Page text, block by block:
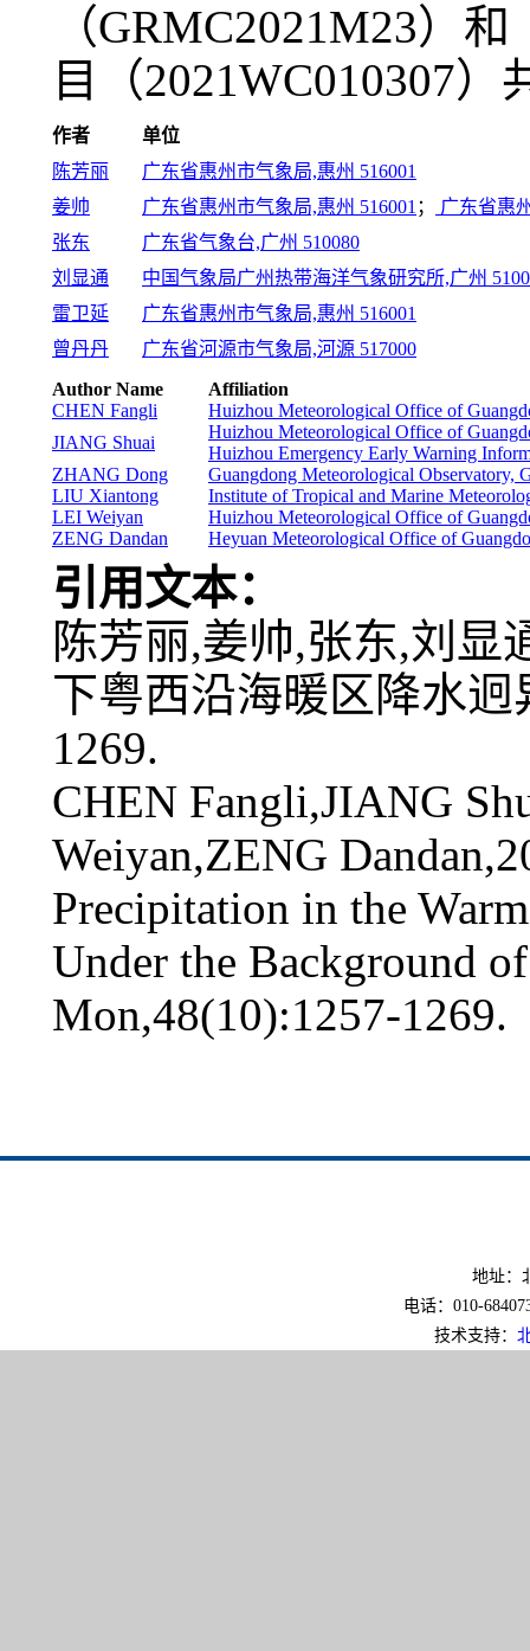
（GRMC2021M23）
目（2021WC010307）
作者
单位
陈芳丽
广东省惠州市气象局,惠州 516001
姜帅
广东省惠州市气象局,惠州 516001 ；
广东省惠
张东
广东省气象台,广州 510080
刘显通
中国气象局广州热带海洋气象研究所,广州
雷卫延
广东省惠州市气象局,惠州 516001
曾丹丹
广东省河源市气象局,河源 517000
Author Name
Affiliation
CHEN Fangli
Huizhou Meteorological Office of
JIANG Shuai
Huizhou Meteorological Office of
Huizhou Emergency Early Warning
ZHANG Dong
Guangdong Meteorological Observatory,
LIU Xiantong
Institute of Tropical and Marine
LEI Weiyan
Huizhou Meteorological Office of
ZENG Dandan
Heyuan Meteorological Office of
引用文本：
陈芳丽,姜帅,张东,刘显
下粤西沿海暖区降水迥
1269.
CHEN Fangli,JIANG
Weiyan,ZENG
Precipitation in the
Under the Background
Mon,48(10):1257-1269.
地址：
电话：010-
技术支持：